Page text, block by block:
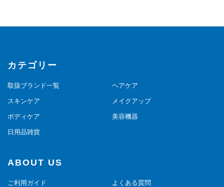
カテゴリー
取扱ブランド一覧 ヘアケア
スキンケア メイクアップ
ボディケア 美容機器
日用品雑貨
ABOUT US
ご利用ガイド よくある質問